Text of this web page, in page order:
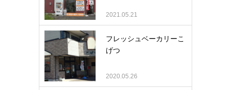
2021.05.21
フレッシュベーカリーこ
げつ
2020.05.26